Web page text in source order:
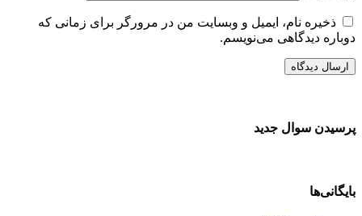
ذخیره نام، ایمیل و وبسایت من در مرورگر برای زمانی که
دوباره دیدگاهی می‌نویسم.
پرسیدن سوال جدید
بایگانی‌ها